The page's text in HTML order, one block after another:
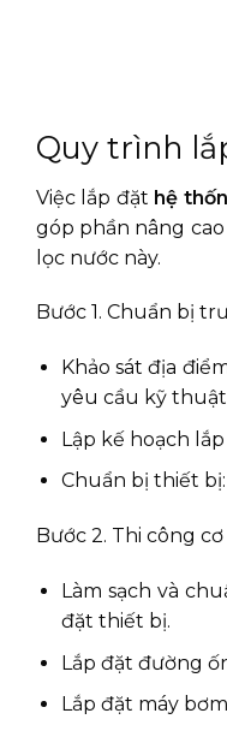
Quy trình
Việc lắp đặt hệ
góp phần nâng
lọc nước này.
Bước 1. Chuẩn bị
Khảo sát địa
yêu cầu kỹ
Lập kế hoạch
Chuẩn bị thiết
Bước 2. Thi công cơ
Làm sạch và
đặt thiết bị.
Lắp đặt đường
Lắp đặt máy